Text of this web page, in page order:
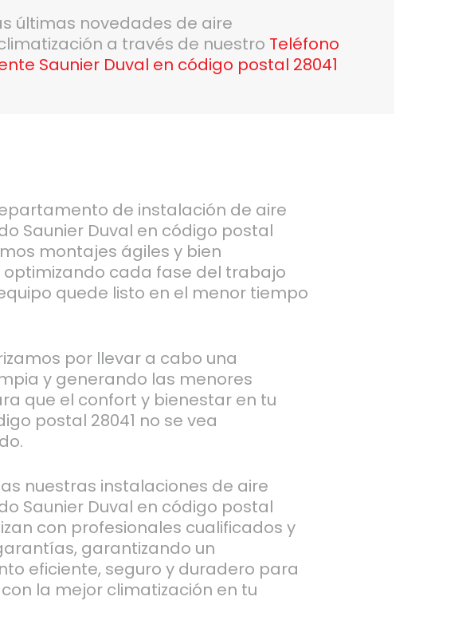
últimas novedades de aire
a través de nuestro Teléfono
Saunier Duval en código postal 28041
de instalación de aire
Saunier Duval en código postal
montajes ágiles y bien
optimizando cada fase del trabajo
quede listo en el menor tiempo
por llevar a cabo una
y generando las menores
que el confort y bienestar en tu
postal 28041 no se vea
nuestras instalaciones de aire
Saunier Duval en código postal
con profesionales cualificados y
garantizando un
eficiente, seguro y duradero para
la mejor climatización en tu